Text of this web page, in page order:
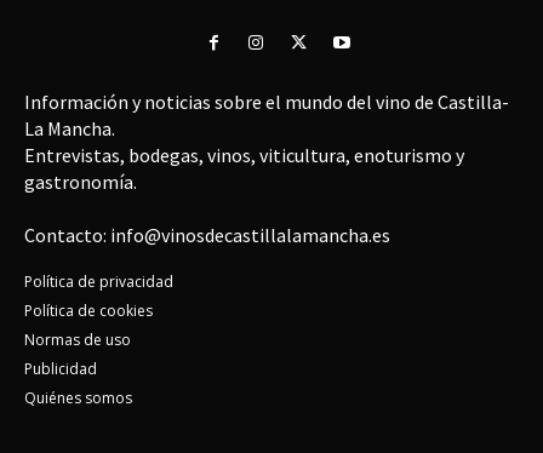
Información y noticias sobre el mundo del vino de Castilla-
La Mancha.
Entrevistas, bodegas, vinos, viticultura, enoturismo y
gastronomía.
Contacto: info@vinosdecastillalamancha.es
Política de privacidad
Política de cookies
Normas de uso
Publicidad
Quiénes somos